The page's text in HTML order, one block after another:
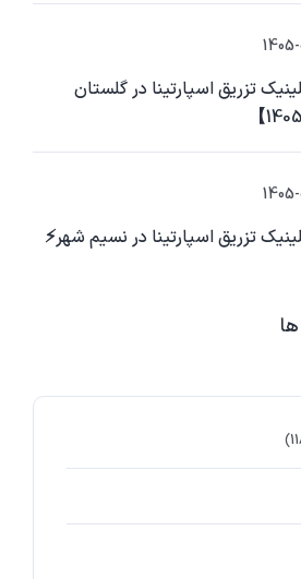
تزریق اسپارتینا در گلستان
تزریق اسپارتینا در نسیم شهر⚡